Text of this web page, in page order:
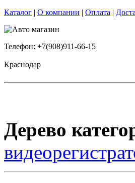
Каталог | О компании | Оплата |
Телефон: +7(908)911-66-15
Краснодар
Дерево